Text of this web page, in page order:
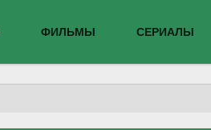
ФИЛЬМЫ СЕРИАЛЫ